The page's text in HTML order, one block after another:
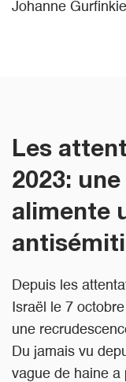
Johanne
Les
2023:
alimente
Depuis les
Israël le 7
une
Du jamais vu
vague de haine a